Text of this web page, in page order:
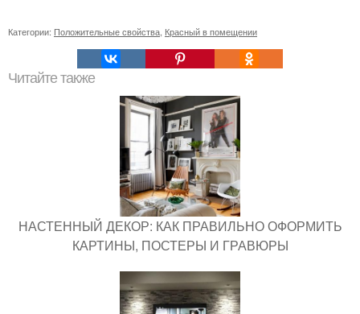
Категории: Положительные свойства Красный в помещении
Читайте также
НАСТЕННЫЙ ДЕКОР: КАК ПРАВИЛЬНО ОФОРМИТЬ
КАРТИНЫ, ПОСТЕРЫ И ГРАВЮРЫ